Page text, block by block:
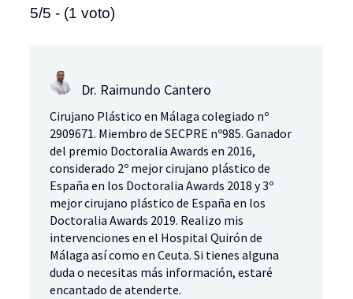
5/5 - (1 voto)
Dr. Raimundo Cantero
Cirujano Plástico en Málaga colegiado nº
2909671. Miembro de SECPRE nº985. Ganador
del premio Doctoralia Awards en 2016,
considerado 2º mejor cirujano plástico de
España en los Doctoralia Awards 2018 y 3º
mejor cirujano plástico de España en los
Doctoralia Awards 2019. Realizo mis
intervenciones en el Hospital Quirón de
Málaga así como en Ceuta. Si tienes alguna
duda o necesitas más información, estaré
encantado de atenderte.